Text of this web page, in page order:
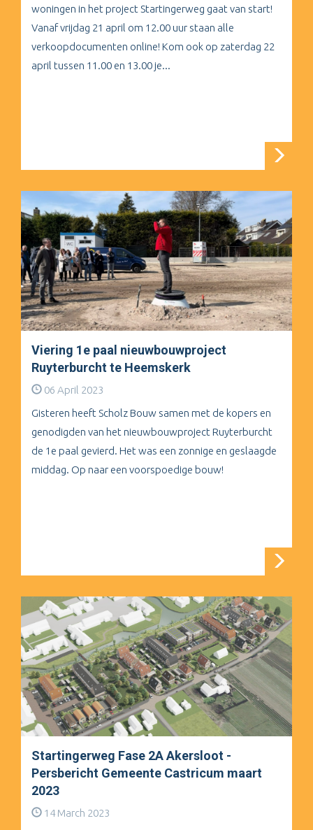
woningen in het project Startingerweg gaat van start!
Vanaf vrijdag 21 april om 12.00 uur staan alle
verkoopdocumenten online! Kom ook op zaterdag 22
april tussen 11.00 en 13.00 je...
Viering 1e paal nieuwbouwproject
Ruyterburcht te Heemskerk
06 April 2023
Gisteren heeft Scholz Bouw samen met de kopers en
genodigden van het nieuwbouwproject Ruyterburcht
de 1e paal gevierd. Het was een zonnige en geslaagde
middag. Op naar een voorspoedige bouw!
Startingerweg Fase 2A Akersloot -
Persbericht Gemeente Castricum maart
2023
14 March 2023